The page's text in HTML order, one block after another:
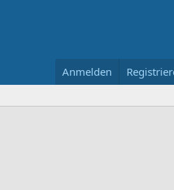
Anmelden